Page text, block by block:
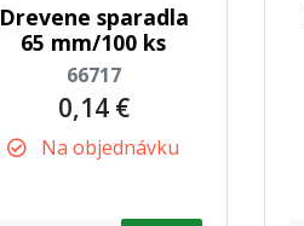
Drevene sparadla
65 mm/100 ks
66717
0,14 €
Na objednávku